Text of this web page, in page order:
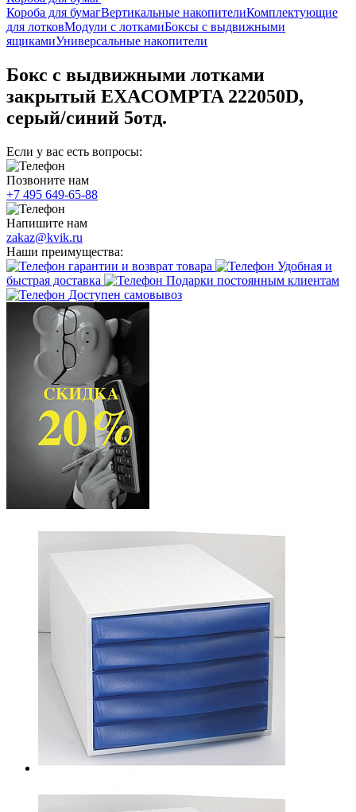
Короба для бумагВертикальные накопителиКомплектующие
для лотковМодули с лоткамиБоксы с выдвижными
ящикамиУниверсальные накопители
Бокс с выдвижными лотками
закрытый EXACOMPTA 222050D,
серый/синий 5отд.
Если у вас есть вопросы:
Позвоните нам
+7 495 649-65-88
Напишите нам
zakaz@kvik.ru
Наши преимущества:
гарантии и возврат товара
Удобная и
быстрая доставка
Подарки постоянным клиентам
Доступен самовывоз